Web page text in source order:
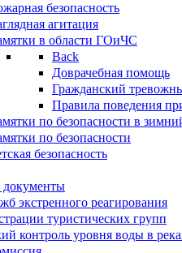
безопасность
агитация
в области ГОиЧС
Back
Доврачебная помощь
Гражданский
Правила поведения
по безопасности в
по безопасности
безопасность
экстренного реагирования
туристических групп
контроль уровня воды в